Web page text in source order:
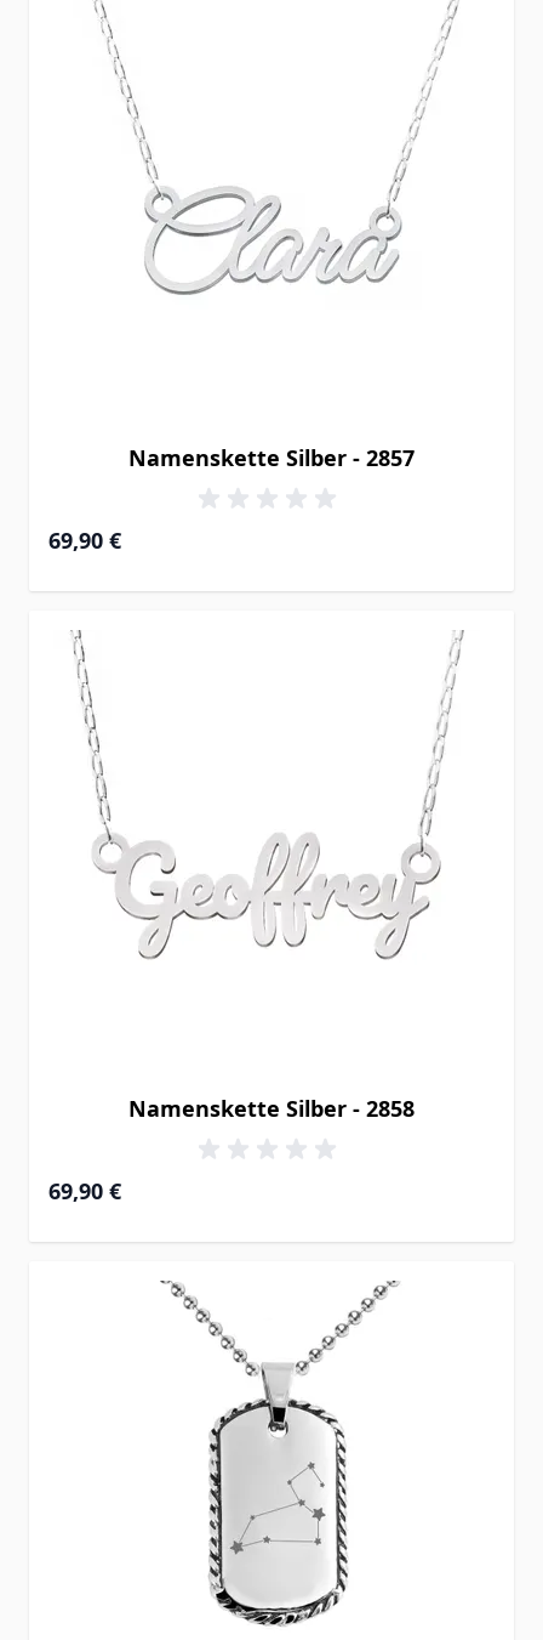
Namenskette Silber - 2857
69,90 €
Namenskette Silber - 2858
69,90 €